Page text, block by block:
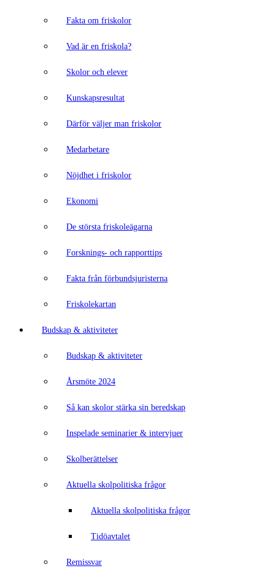
Fakta om friskolor
Vad är en friskola?
Skolor och elever
Kunskapsresultat
Därför väljer man friskolor
Medarbetare
Nöjdhet i friskolor
Ekonomi
De största friskoleägarna
Forsknings- och rapporttips
Fakta från förbundsjuristerna
Friskolekartan
Budskap & aktiviteter
Budskap & aktiviteter
Årsmöte 2024
Så kan skolor stärka sin beredskap
Inspelade seminarier & intervjuer
Skolberättelser
Aktuella skolpolitiska frågor
Aktuella skolpolitiska frågor
Tidöavtalet
Remissvar